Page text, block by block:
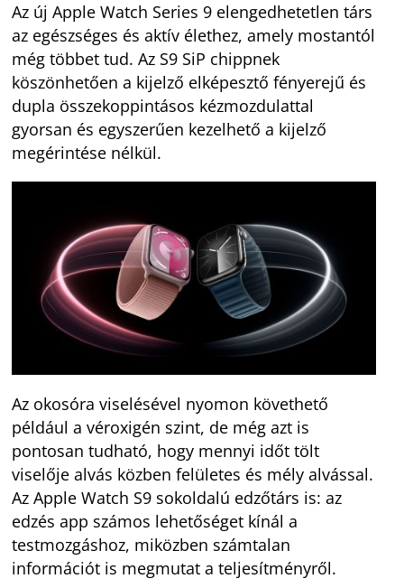
Az új Apple Watch Series 9 elengedhetetlen társ
az egészséges és aktív élethez, amely mostantól
még többet tud. Az S9 SiP chippnek
köszönhetően a kijelző elképesztő fényerejű és
dupla összekoppintásos kézmozdulattal
gyorsan és egyszerűen kezelhető a kijelző
megérintése nélkül.
Az okosóra viselésével nyomon követhető
például a véroxigén szint, de még azt is
pontosan tudható, hogy mennyi időt tölt
viselője alvás közben felületes és mély alvással.
Az Apple Watch S9 sokoldalú edzőtárs is: az
edzés app számos lehetőséget kínál a
testmozgáshoz, miközben számtalan
információt is megmutat a teljesítményről.